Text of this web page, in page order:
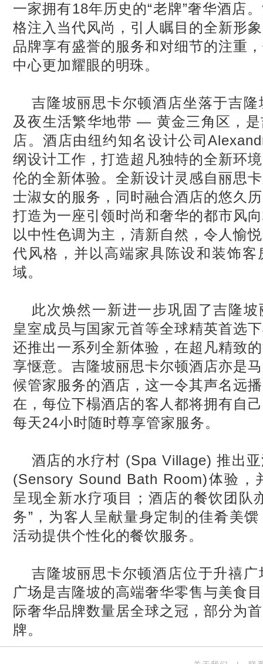
一家拥有18年历史 的“老牌”奢华酒店
格注入当代风尚，引人瞩目的全新形
品牌享有盛誉的服务和对细节的注重
中心更加耀眼的明珠。
吉隆坡丽思卡尔顿酒店坐落于吉
及夜生活繁华地带 — 黄金三角区，
店。酒店由纽约知名设计公司
纲设计工作，打造超凡独特的全新环
伦的全新体验。全新设计灵感自丽思
士淑女的服务，同时融合酒店的悠久
打造为一座引领时尚和奢华的都市风
以中性色调为主，清新自然，令人愉
代风格，并以高端家具陈设和装饰
域。
此次焕然一新进一步巩固了吉隆
皇室成员与国家元首等全球精英首选
还推出一系列全新体验，在超凡精致
享惬意。吉隆坡丽思卡尔顿酒店亦是
候管家服务的酒店，这一令其声名远
在，每位下榻酒店的客人都将拥有自
每天24小时随时尊享管家服务。
酒店的水疗村 (Spa Village) 推出
(Sensory Sound Bath Room)体验
呈现全新水疗项目；酒店的餐饮团队
务”，为客人呈献量身定制的佳肴美
活动提供个性化的餐饮服务。
吉隆坡丽思卡尔顿酒店位于升禧
广场是吉隆坡的高端奢华零售与美食
际奢华品牌数量居全球之冠，部分为
牌。